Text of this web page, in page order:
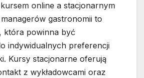
online a stacjonarnym
gastronomii to
która powinna być
indywidualnych preferencji
Kursy stacjonarne oferują
z wykładowcami oraz